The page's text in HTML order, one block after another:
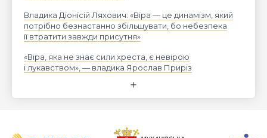
Владика Діонісій Ляхович: «Віра — це динамізм, який
потрібно безнастанно збільшувати, бо небезпека
її втратити завжди присутня»
«Віра, яка не знає сили хреста, є невірою
і лукавством», — владика Ярослав Приріз